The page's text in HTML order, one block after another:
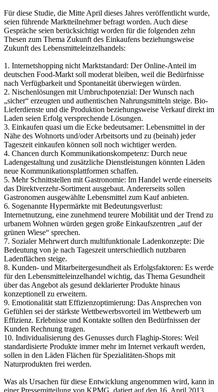
Für diese Studie, die Mitte April dieses Jahres veröffentlicht wurde,
seien führende Marktteilnehmer befragt worden. Auch diese
Gespräche seien berücksichtigt worden für die folgenden zehn
Thesen zum Thema Zukunft des Einkaufens beziehungsweise
Zukunft des Lebensmitteleinzelhandels:
1. Internetshopping nicht Marktstandard: Der Online-Anteil im
deutschen Food-Markt soll moderat bleiben, weil die Bedürfnisse
nach Verfügbarkeit und Spontaneität überwiegen würden.
2. Nischenlösungen mit Umbruchpotenzial: Der Wunsch nach
„sicher“ erzeugten und authentischen Nahrungsmitteln steige. Bio-
Lieferdienste und die Produktion beziehungsweise Verkauf direkt im
Laden seien Erfolg versprechende Lösungen.
3. Einkaufen quasi um die Ecke bedeutsamer: Lebensmittel in der
Nähe des Wohnorts und/oder Arbeitsorts und zu (beinah) jeder
Tageszeit einkaufen können soll noch wichtiger werden.
4. Chancen durch Kommunikationskompetenz: Durch neue
Ladengestaltung und zusätzliche Dienstleistungen könnten Läden
neue Kommunikationsplattformen schaffen.
5. Mehr Schnittstellen mit Gastronomie: Im Handel werde einerseits
das Direktverzehr-Sortiment ausgebaut. Andererseits sollen
Gastronomen ausgewählte Lebensmittel zum Kauf anbieten.
6. Sogenannte Hypermärkte mit Bedeutungsverlust:
Internetnutzung, eine zunehmend teurere Mobilität und der Trend zu
urbanem Wohnen würden gegen große Einkaufszentren „auf der
grünen Wiese“ sprechen.
7. Sozialer Mehrwert durch multifunktionale Ladenkonzepte: Die
Bedeutung von je nach Tageszeit unterschiedlich nutzbaren
Ladenflächen steige.
8. Kunden- und Mitarbeitergesundheit als Erfolgsfaktoren: Es werde
für den Lebensmitteleinzelhandel wichtig, das Thema Gesundheit
über das Angebot als gesund deklarierter Produkte hinaus
konzeptionell zu erweitern.
9. Emotionalität statt Effizienzoptimierung: Das Ansprechen von
Gefühlen sei der stärkste Wettbewerbsvorteil im Wettbewerb um
Effizienz. Erlebnisse und Kontakte sollten den Bedürfnissen der
Kunden Rechnung tragen.
10. Individualisierung des Genusses durch Flaghip-Stores: Weil
standardisierte Produkte immer mehr im Internet verkauft werden,
sollen in den Läden Flächen für Spezialitäten-Shops mit
Naturprodukten frei werden.
Was als Ursachen für diese Entwicklung angenommen wird, kann in
einer Pressemitteilung von KPMG, datiert auf den 16. April 2013,